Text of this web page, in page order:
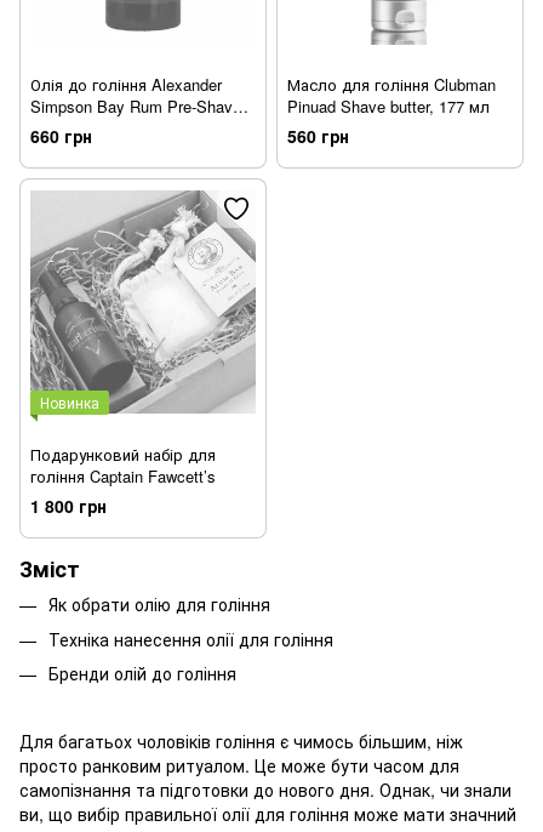
Олія до гоління Alexander
Simpson Bay Rum Pre-Shave
Oil
660 грн
Масло для гоління Clubman
Pinuad Shave butter, 177 мл
560 грн
Новинка
Подарунковий набір для
гоління Captain Fawcett’s
1 800 грн
Зміст
Як обрати олію для гоління
Техніка нанесення олії для гоління
Бренди олій до гоління
Для багатьох чоловіків гоління є чимось більшим, ніж
просто ранковим ритуалом. Це може бути часом для
самопізнання та підготовки до нового дня. Однак, чи знали
ви, що вибір правильної олії для гоління може мати значний